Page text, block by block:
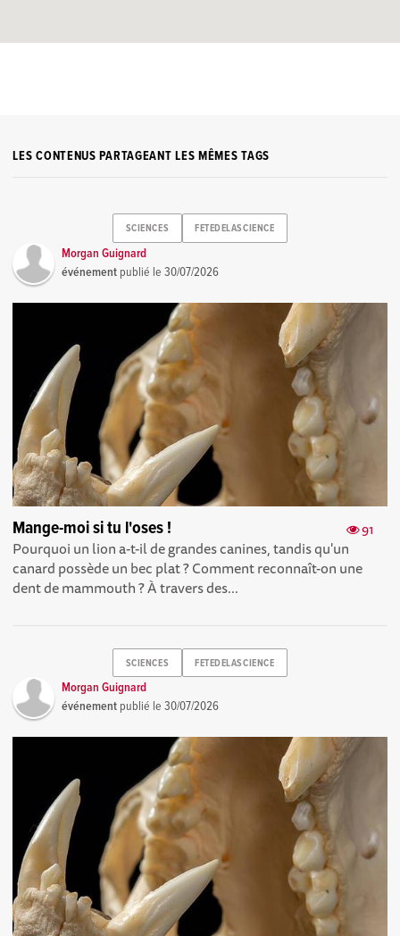
LES CONTENUS PARTAGEANT LES MÊMES TAGS
SCIENCES FETEDELASCIENCE
Morgan Guignard
événement publié le30/07/2026
91
Mange-moi si tu l'oses !
Pourquoi un lion a-t-il de grandes canines, tandis qu'un
canard possède un bec plat ? Comment reconnaît-on une
dent de mammouth ? À travers des...
SCIENCES FETEDELASCIENCE
Morgan Guignard
événement publié le30/07/2026